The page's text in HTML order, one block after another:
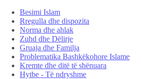
Besimi Islam
Rregulla dhe dispozita
Norma dhe ahlak
Zuhd dhe Dëlirje
Gruaja dhe Familja
Problematika Bashkëkohore Islame
Kremte dhe ditë të shënuara
Hytbe - Të ndryshme